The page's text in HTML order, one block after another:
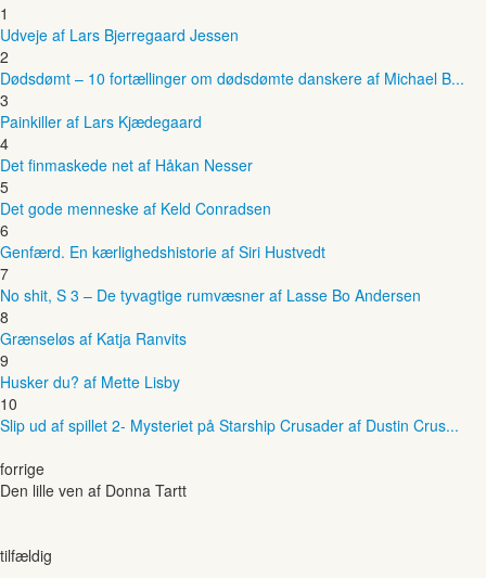
1
Udveje af Lars Bjerregaard Jessen
2
Dødsdømt – 10 fortællinger om dødsdømte danskere af Michael B...
3
Painkiller af Lars Kjædegaard
4
Det finmaskede net af Håkan Nesser
5
Det gode menneske af Keld Conradsen
6
Genfærd. En kærlighedshistorie af Siri Hustvedt
7
No shit, S 3 – De tyvagtige rumvæsner af Lasse Bo Andersen
8
Grænseløs af Katja Ranvits
9
Husker du? af Mette Lisby
10
Slip ud af spillet 2- Mysteriet på Starship Crusader af Dustin Crus...
forrige
Den lille ven af Donna Tartt
tilfældig